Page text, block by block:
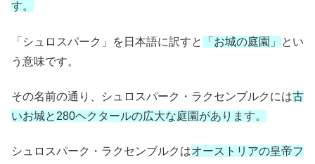
す。
「シュロスパーク」を日本語に訳すと 「お城の庭園」
とい
う意味です。
その名前の通り、シュロスパーク・ラクセンブルクには古
いお城と280ヘクタールの広大な庭園があります。
シュロスパーク・ラクセンブルクはオーストリアの皇帝フ